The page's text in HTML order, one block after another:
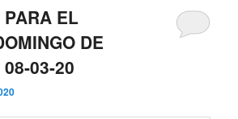
PARA EL
DE
03-20